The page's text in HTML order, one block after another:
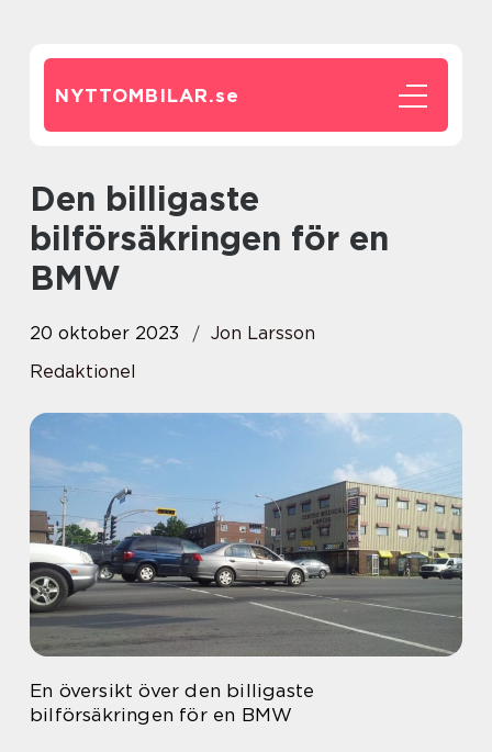
NYTTOMBILAR.se
Den billigaste
bilförsäkringen för en
BMW
20 oktober 2023
Jon Larsson
Redaktionel
En översikt över den billigaste
bilförsäkringen för en BMW